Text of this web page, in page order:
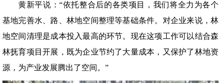
黄新平说：“依托整合后的各类项目，我们将全力为各个
基地完善水、路、林地空间整理等基础条件。对企业来说，林
地空间清理是成本投入最高的环节。现在这项工作可以结合森
林抚育项目开展，既为企业节约了大量成本，又保护了林地资
源，为产业发展腾出了空间。”